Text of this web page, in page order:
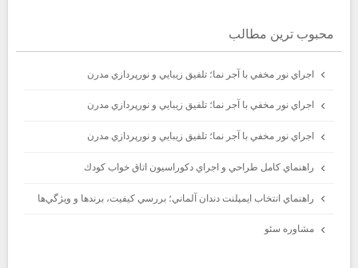
محبوب ترين مطالب
اجراي نور مخفي با آجر نما؛ تلفيق زيبايي و نورپردازي مدرن
اجراي نور مخفي با آجر نما؛ تلفيق زيبايي و نورپردازي مدرن
اجراي نور مخفي با آجر نما؛ تلفيق زيبايي و نورپردازي مدرن
راهنماي كامل طراحي و اجراي دكوراسيون اتاق خواب كودك
راهنماي انتخاب ايمپلنت دندان آلماني؛ بررسي كيفيت، برندها و ويژگي‌ها
مشاوره سئو